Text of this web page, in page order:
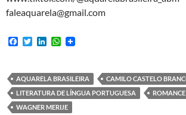
faleaquarela@gmail.com
F
b
o
o
k
T
t
e
r
e
d
I
n
W
s
A
p
p
AQUARELA BRASILEIRA
CAMILO CASTELO
LITERATURA DE LÍNGUA PORTUGUESA
ROMANCE
WAGNER MERIJE